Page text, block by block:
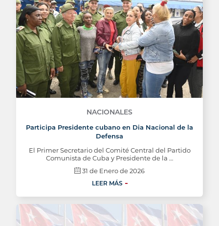
NACIONALES
Participa Presidente cubano en Dia Nacional de la
Defensa
El Primer Secretario del Comité Central del Partido
Comunista de Cuba y Presidente de la …
31 de Enero de 2026
LEER MÁS